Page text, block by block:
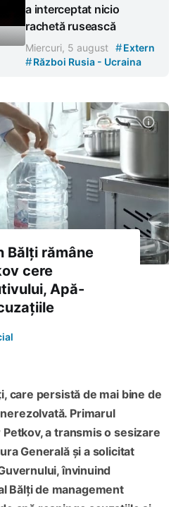
a interceptat nicio
rachetă rusească
Miercuri, 5 august #Extern
#Război Rusia - Ucraina
Bălți rămâne
cere
Apă-
care persistă de mai bine de
Primarul
a transmis o sesizare
Generală și a solicitat
învinuind
Bălți de management